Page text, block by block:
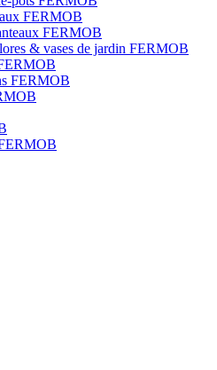
FERMOB
FERMOB
& vases de jardin FERMOB
FERMOB